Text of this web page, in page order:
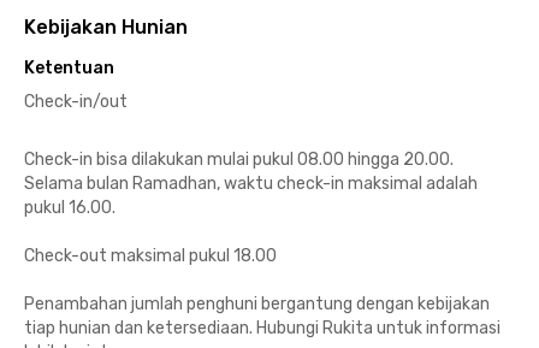
Kebijakan Hunian
Ketentuan
Check-in/out
Check-in bisa dilakukan mulai pukul 08.00 hingga 20.00.
Selama bulan Ramadhan, waktu check-in maksimal adalah
pukul 16.00.
Check-out maksimal pukul 18.00
Penambahan jumlah penghuni bergantung dengan kebijakan
tiap hunian dan ketersediaan. Hubungi Rukita untuk informasi